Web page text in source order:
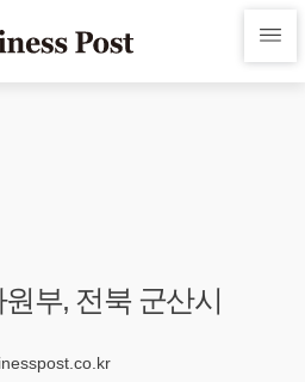
부, 전북 군산시